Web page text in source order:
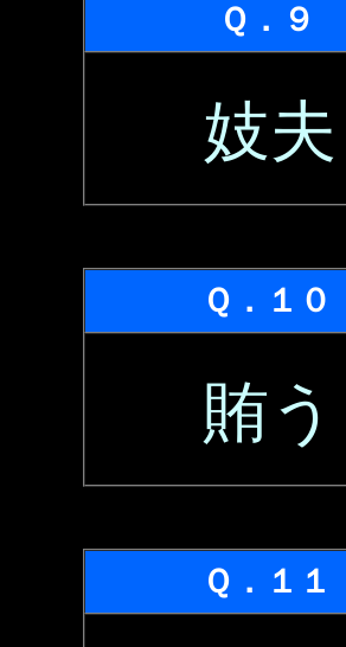
Ｑ．９
妓夫
Ｑ．１０
賄う
Ｑ．１１